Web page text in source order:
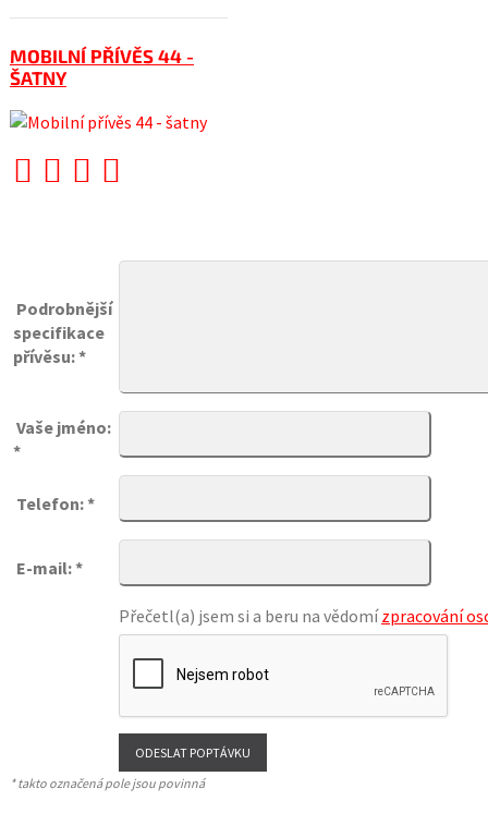
MOBILNÍ PŘÍVĚS 44 -
ŠATNY
Podrobnější
specifikace
přívěsu: *
Vaše jméno:
*
Telefon: *
E-mail: *
Přečetl(a) jsem si a beru na vědomízpracování
* takto označená pole jsou povinná